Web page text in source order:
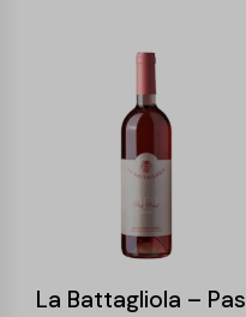
La Battagliola – Pas